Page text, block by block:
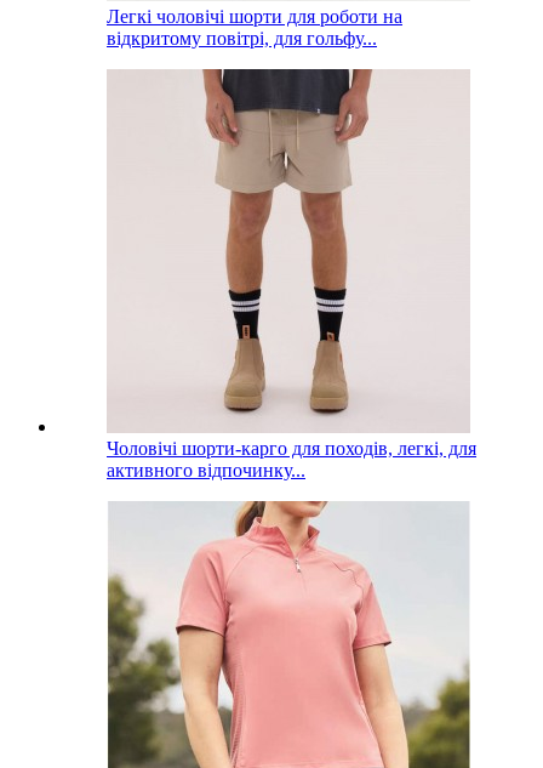
Легкі чоловічі шорти для роботи на
відкритому повітрі, для гольфу...
Чоловічі шорти-карго для походів, легкі, для
активного відпочинку...